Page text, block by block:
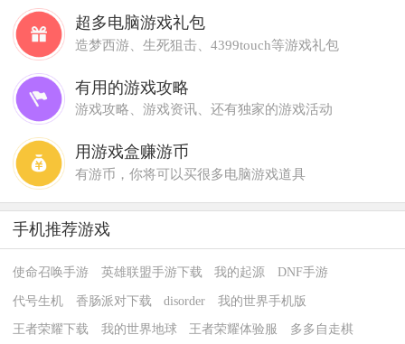
超多电脑游戏礼包
造梦西游、生死狙击、4399touch等游戏礼包
有用的游戏攻略
游戏攻略、游戏资讯、还有独家的游戏活动
用游戏盒赚游币
有游币，你将可以买很多电脑游戏道具
手机推荐游戏
使命召唤手游 英雄联盟手游下载 我的起源 DNF手游
代号生机 香肠派对下载 disorder 我的世界手机版
王者荣耀下载 我的世界地球 王者荣耀体验服 多多自走棋